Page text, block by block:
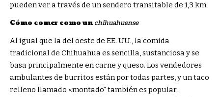
pueden ver a través de un sendero transitable de 1,3 km.
Cómo comer como un chihuahuense
Al igual que la del oeste de EE. UU., la comida
tradicional de Chihuahua es sencilla, sustanciosa y se
basa principalmente en carne y queso. Los vendedores
ambulantes de burritos están por todas partes, y un taco
relleno llamado «montado”también es popular.